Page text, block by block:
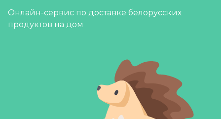
Онлайн-сервис по доставке белорусских
продуктов на дом